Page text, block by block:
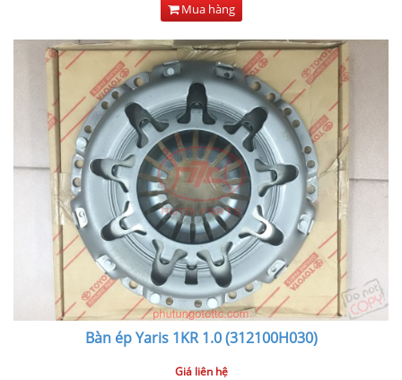
Mua hàng
Bàn ép Yaris 1KR 1.0 (312100H030)
Giá liên hệ